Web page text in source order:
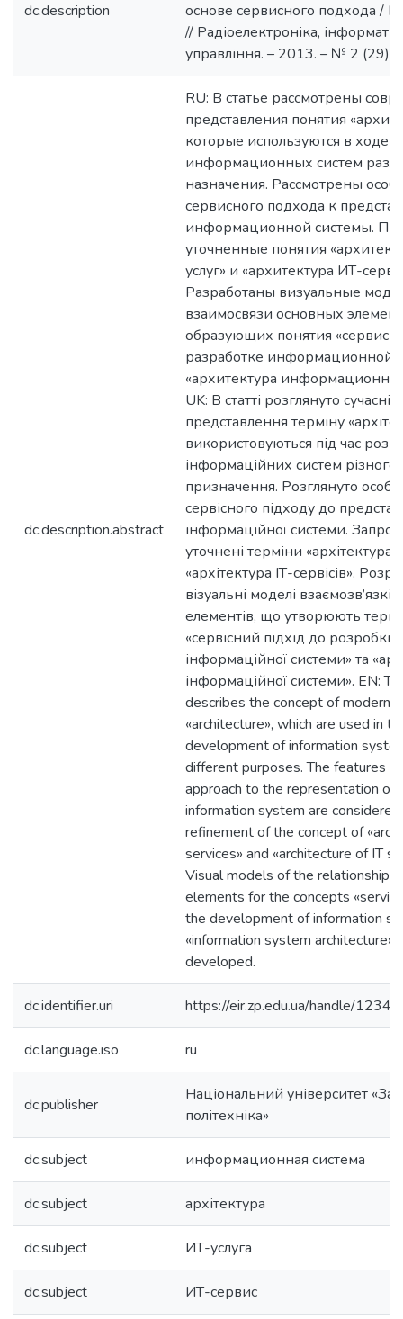
dc.description
основе сервисного подхода /
// Радіоелектроніка,
управління. – 2013. – № 2 (29).
dc.description.abstract
RU: В статье рассмотрены
представления понятия
которые используются в ходе
информационных систем
назначения. Рассмотрены
сервисного подхода к
информационной системы.
уточненные понятия
услуг» и «архитектура ИТ-
Разработаны визуальные
взаимосвязи основных
образующих понятия
разработке информационной
«архитектура
UK: В статті розглянуто сучасні
представлення терміну
використовуються під час
інформаційних систем різного
призначення. Розглянуто
сервісного підходу до
інформаційної системи.
уточнені терміни «архітектура
«архітектура ІТ-сервісів».
візуальні моделі
елементів, що утворюють
«сервісний підхід до розробки
інформаційної системи» та
інформаційної системи». EN:
describes the concept of modern
«architecture», which are used in
development of information
different purposes. The features
approach to the representation of
information system are
refinement of the concept of
services» and «architecture of IT
Visual models of the relationship
elements for the concepts
the development of information
«information system architecture»
developed.
dc.identifier.uri https://eir.zp.edu.ua/handle/
dc.language.iso ru
dc.publisher
Національний університет
політехніка»
dc.subject информационная система
dc.subject архітектура
dc.subject ИТ-услуга
dc.subject ИТ-сервис